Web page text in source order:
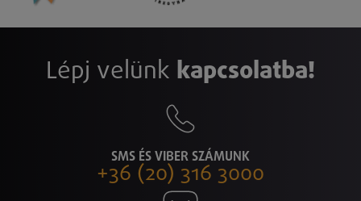
Lépj velünk kapcsolatba!
SMS ÉS VIBER SZÁMUNK
+36 (20) 316 3000